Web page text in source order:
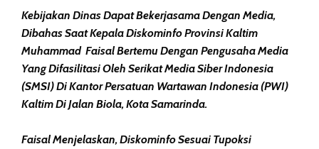
Kebijakan Dinas Dapat Bekerjasama Dengan Media,
Dibahas Saat Kepala Diskominfo Provinsi Kaltim
Muhammad Faisal Bertemu Dengan Pengusaha Media
Yang Difasilitasi Oleh Serikat Media Siber Indonesia
(SMSI) Di Kantor Persatuan Wartawan Indonesia (PWI)
Kaltim Di Jalan Biola, Kota Samarinda.
Faisal Menjelaskan, Diskominfo Sesuai Tupoksi